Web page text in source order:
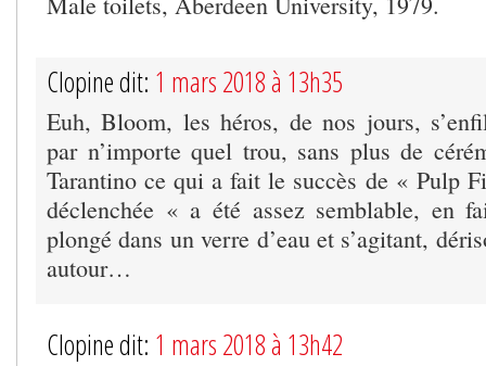
Clopine dit: 1 mars 2018 à 13h35
Euh, Bloom, les héros, de nos jours,
par n’importe quel trou, sans plus de
Tarantino ce qui a fait le succès de « Pulp
déclenchée « a été assez semblable, en
plongé dans un verre d’eau et s’agitant,
autour…
Clopine dit: 1 mars 2018 à 13h42